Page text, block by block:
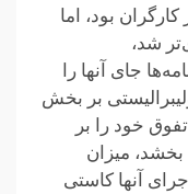
بود، اما
شد،
جای آنها را
بر بخش
خود را بر
میزان
آنها کاستی